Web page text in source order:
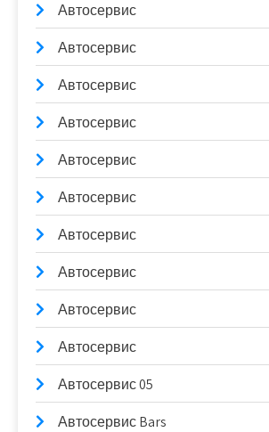
Автосервис
Автосервис
Автосервис
Автосервис
Автосервис
Автосервис
Автосервис
Автосервис
Автосервис
Автосервис
Автосервис 05
Автосервис Bars